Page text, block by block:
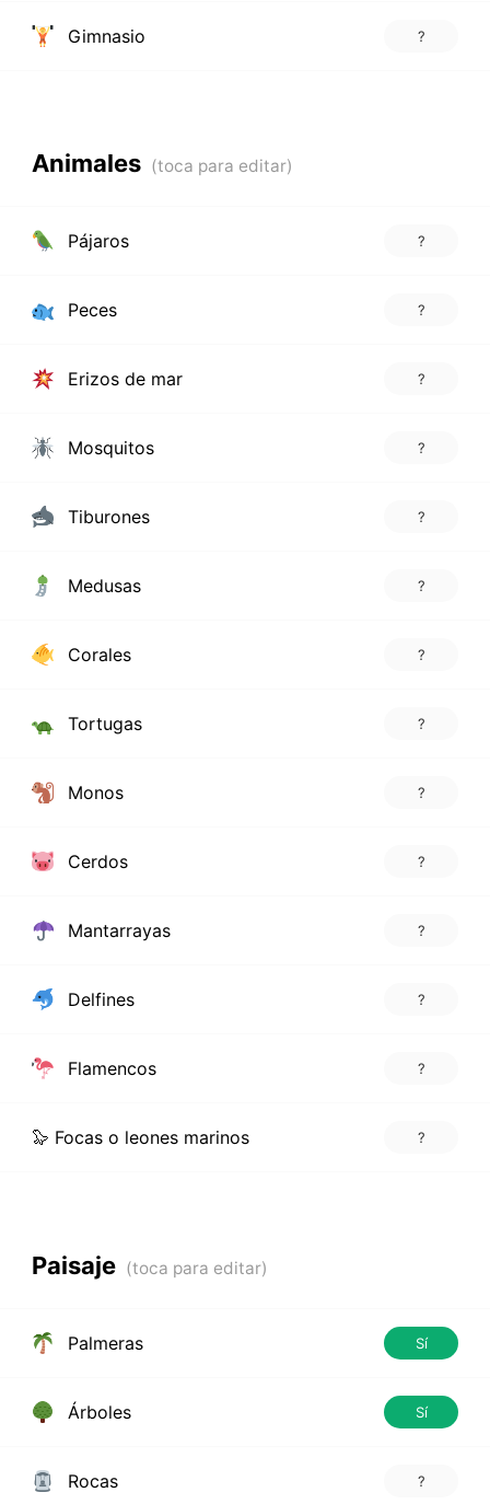
Gimnasio ?
Animales
Pájaros ?
Peces ?
Erizos de mar ?
Mosquitos ?
Tiburones ?
Medusas ?
Corales ?
Tortugas ?
Monos ?
Cerdos ?
Mantarrayas ?
Delfines ?
Flamencos ?
🦭 Focas o leones marinos ?
Paisaje
Palmeras Sí
Árboles Sí
Rocas ?